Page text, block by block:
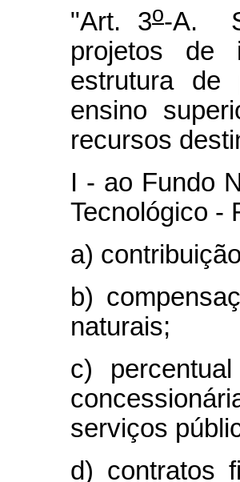
"Art. 3o-A.
projetos de
estrutura de
ensino
recursos
I - ao Fundo
Tecnológico -
a)
b)
naturais;
c)
serviços
d) contratos